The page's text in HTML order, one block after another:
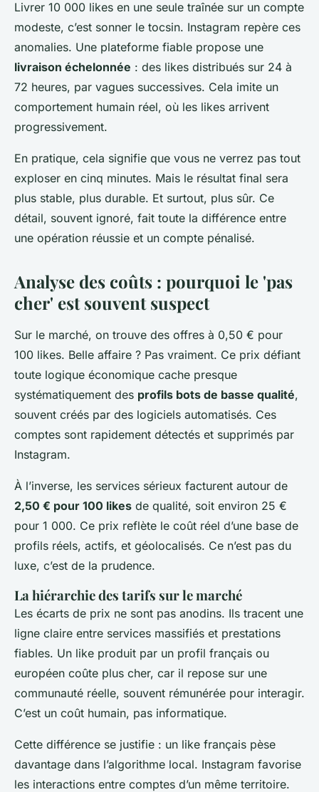
Livrer 10 000 likes en une seule traînée sur un compte
modeste, c’est sonner le tocsin. Instagram repère ces
anomalies. Une plateforme fiable propose une
livraison échelonnée : des likes distribués sur 24 à
72 heures, par vagues successives. Cela imite un
comportement humain réel, où les likes arrivent
progressivement.
En pratique, cela signifie que vous ne verrez pas tout
exploser en cinq minutes. Mais le résultat final sera
plus stable, plus durable. Et surtout, plus sûr. Ce
détail, souvent ignoré, fait toute la différence entre
une opération réussie et un compte pénalisé.
Analyse des coûts : pourquoi le 'pas
cher' est souvent suspect
Sur le marché, on trouve des offres à 0,50 € pour
100 likes. Belle affaire ? Pas vraiment. Ce prix défiant
toute logique économique cache presque
systématiquement des profils bots de basse qualité,
souvent créés par des logiciels automatisés. Ces
comptes sont rapidement détectés et supprimés par
Instagram.
À l’inverse, les services sérieux facturent autour de
2,50 € pour 100 likes de qualité, soit environ 25 €
pour 1 000. Ce prix reflète le coût réel d’une base de
profils réels, actifs, et géolocalisés. Ce n’est pas du
luxe, c’est de la prudence.
La hiérarchie des tarifs sur le marché
Les écarts de prix ne sont pas anodins. Ils tracent une
ligne claire entre services massifiés et prestations
fiables. Un like produit par un profil français ou
européen coûte plus cher, car il repose sur une
communauté réelle, souvent rémunérée pour interagir.
C’est un coût humain, pas informatique.
Cette différence se justifie : un like français pèse
davantage dans l’algorithme local. Instagram favorise
les interactions entre comptes d’un même territoire.